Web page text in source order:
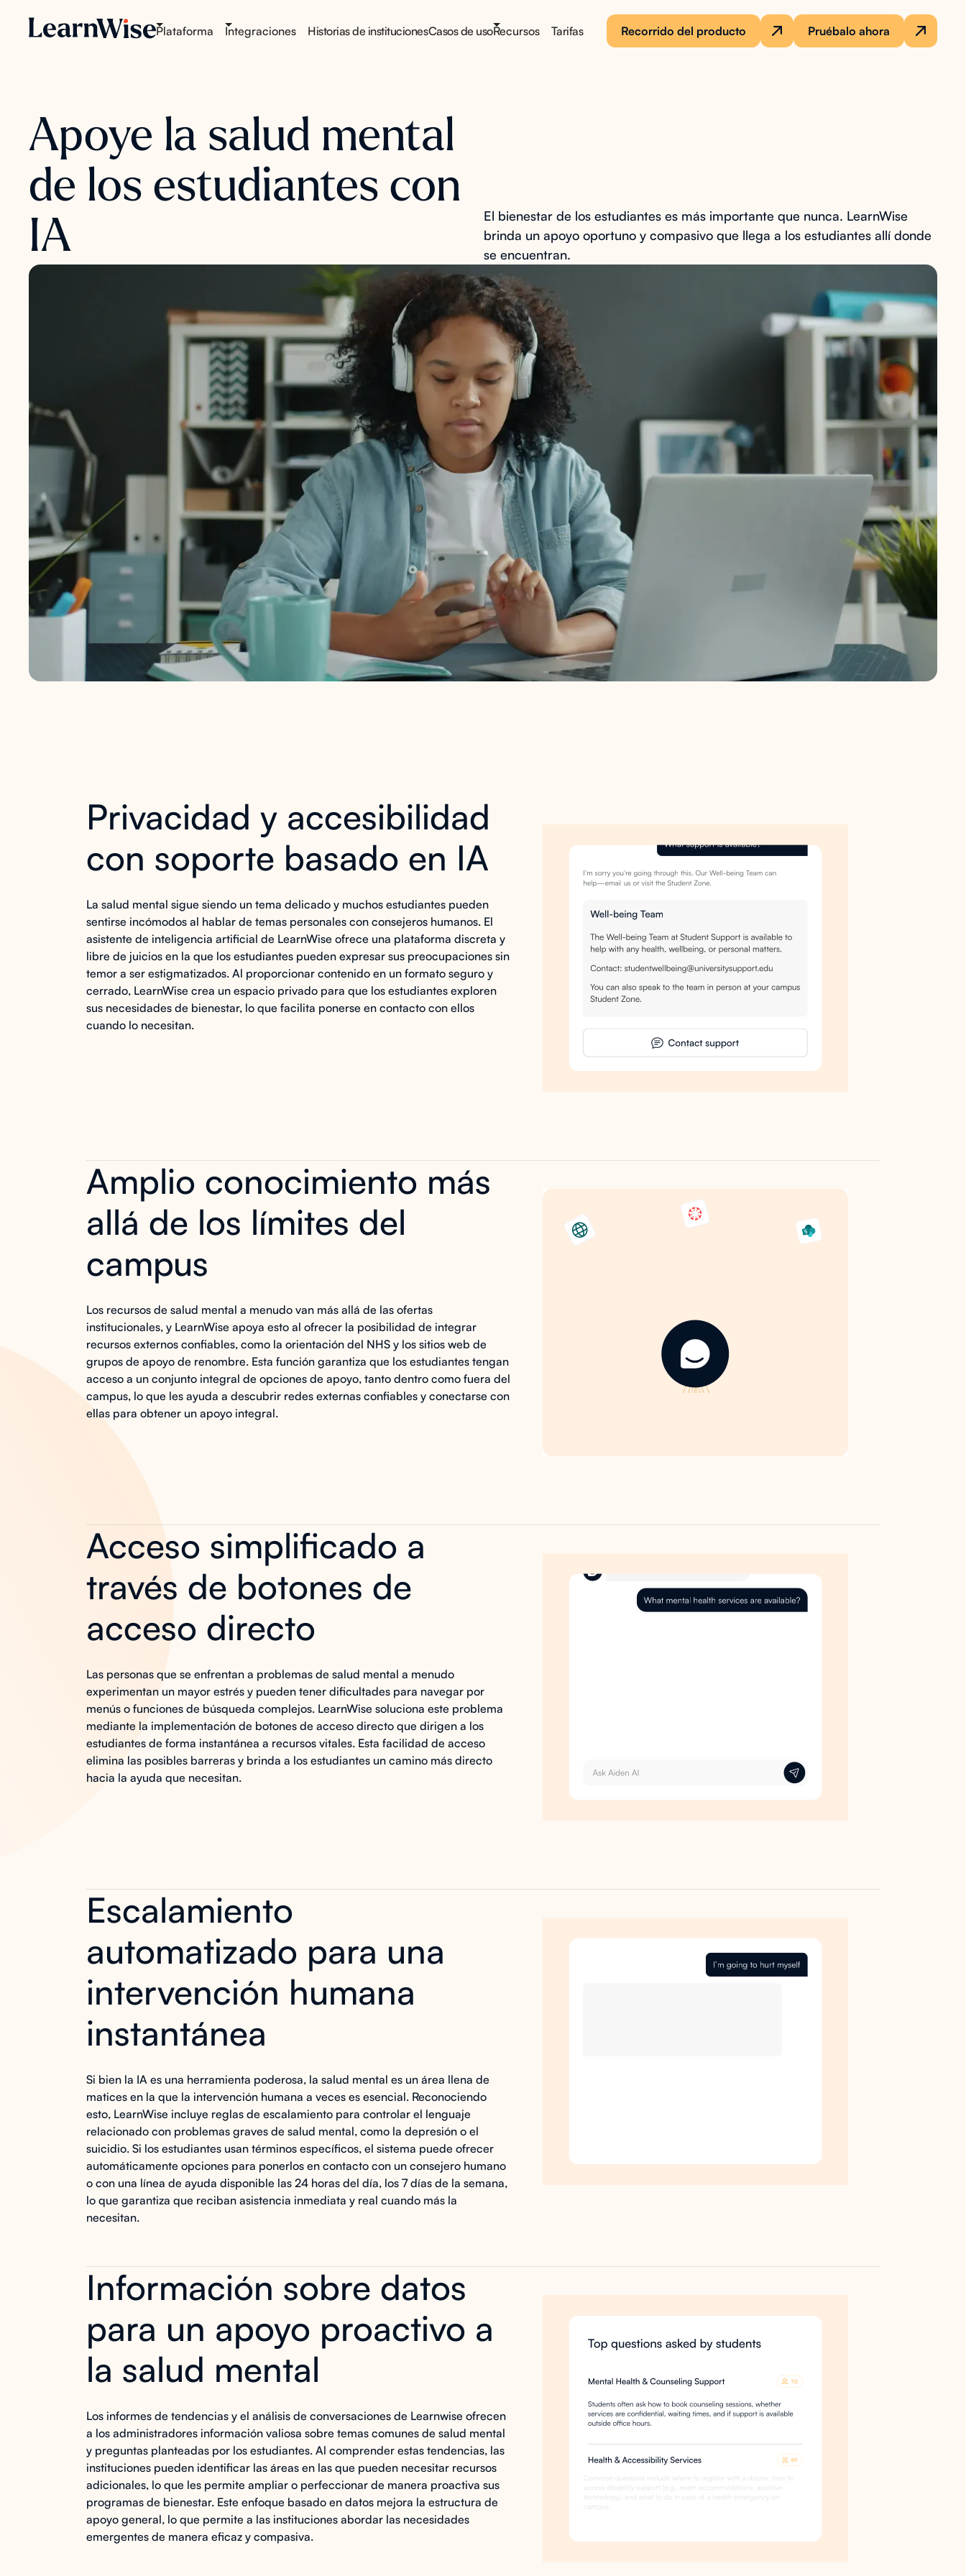
Plataforma Integraciones Historias de institucionesCasos de usoRecursos Tarifas Recorrido del producto Pruébalo ahora
Apoye la salud mental
de los estudiantes con
IA
El bienestar de los estudiantes es más importante que nunca. LearnWise
brinda un apoyo oportuno y compasivo que llega a los estudiantes allí donde
se encuentran.
Privacidad y accesibilidad
con soporte basado en IA
La salud mental sigue siendo un tema delicado y muchos estudiantes pueden
sentirse incómodos al hablar de temas personales con consejeros humanos. El
asistente de inteligencia artificial de LearnWise ofrece una plataforma discreta y
libre de juicios en la que los estudiantes pueden expresar sus preocupaciones sin
temor a ser estigmatizados. Al proporcionar contenido en un formato seguro y
cerrado, LearnWise crea un espacio privado para que los estudiantes exploren
sus necesidades de bienestar, lo que facilita ponerse en contacto con ellos
cuando lo necesitan.
Amplio conocimiento más
allá de los límites del
campus
Los recursos de salud mental a menudo van más allá de las ofertas
institucionales, y LearnWise apoya esto al ofrecer la posibilidad de integrar
recursos externos confiables, como la orientación del NHS y los sitios web de
grupos de apoyo de renombre. Esta función garantiza que los estudiantes tengan
acceso a un conjunto integral de opciones de apoyo, tanto dentro como fuera del
campus, lo que les ayuda a descubrir redes externas confiables y conectarse con
ellas para obtener un apoyo integral.
Acceso simplificado a
través de botones de
acceso directo
Las personas que se enfrentan a problemas de salud mental a menudo
experimentan un mayor estrés y pueden tener dificultades para navegar por
menús o funciones de búsqueda complejos. LearnWise soluciona este problema
mediante la implementación de botones de acceso directo que dirigen a los
estudiantes de forma instantánea a recursos vitales. Esta facilidad de acceso
elimina las posibles barreras y brinda a los estudiantes un camino más directo
hacia la ayuda que necesitan.
Escalamiento
automatizado para una
intervención humana
instantánea
Si bien la IA es una herramienta poderosa, la salud mental es un área llena de
matices en la que la intervención humana a veces es esencial. Reconociendo
esto, LearnWise incluye reglas de escalamiento para controlar el lenguaje
relacionado con problemas graves de salud mental, como la depresión o el
suicidio. Si los estudiantes usan términos específicos, el sistema puede ofrecer
automáticamente opciones para ponerlos en contacto con un consejero humano
o con una línea de ayuda disponible las 24 horas del día, los 7 días de la semana,
lo que garantiza que reciban asistencia inmediata y real cuando más la
necesitan.
Información sobre datos
para un apoyo proactivo a
la salud mental
Los informes de tendencias y el análisis de conversaciones de Learnwise ofrecen
a los administradores información valiosa sobre temas comunes de salud mental
y preguntas planteadas por los estudiantes. Al comprender estas tendencias, las
instituciones pueden identificar las áreas en las que pueden necesitar recursos
adicionales, lo que les permite ampliar o perfeccionar de manera proactiva sus
programas de bienestar. Este enfoque basado en datos mejora la estructura de
apoyo general, lo que permite a las instituciones abordar las necesidades
emergentes de manera eficaz y compasiva.